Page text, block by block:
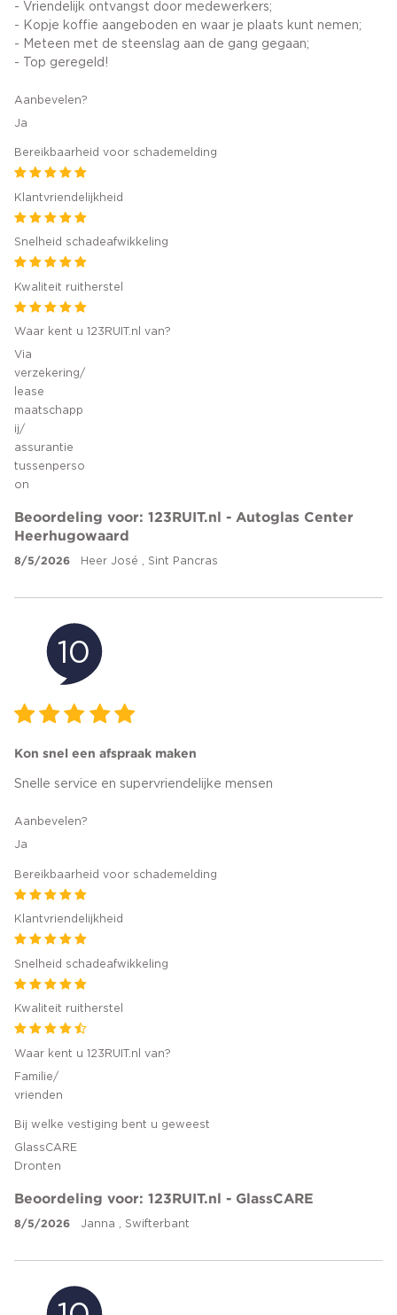
- Vriendelijk ontvangst door medewerkers;
- Kopje koffie aangeboden en waar je plaats kunt nemen;
- Meteen met de steenslag aan de gang gegaan;
- Top geregeld!
Aanbevelen?
Ja
Bereikbaarheid voor schademelding
Klantvriendelijkheid
Snelheid schadeafwikkeling
Kwaliteit ruitherstel
Waar kent u 123RUIT.nl van?
Via
verzekering/
lease
maatschapp
ij/
assurantie
tussenperso
on
Beoordeling voor: 123RUIT.nl - Autoglas Center
Heerhugowaard
8/5/2026 Heer José , Sint Pancras
10
Kon snel een afspraak maken
Snelle service en supervriendelijke mensen
Aanbevelen?
Ja
Bereikbaarheid voor schademelding
Klantvriendelijkheid
Snelheid schadeafwikkeling
Kwaliteit ruitherstel
Waar kent u 123RUIT.nl van?
Familie/
vrienden
Bij welke vestiging bent u geweest
GlassCARE
Dronten
Beoordeling voor: 123RUIT.nl - GlassCARE
8/5/2026 Janna , Swifterbant